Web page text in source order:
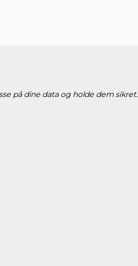
på dine data og holde dem sikret.